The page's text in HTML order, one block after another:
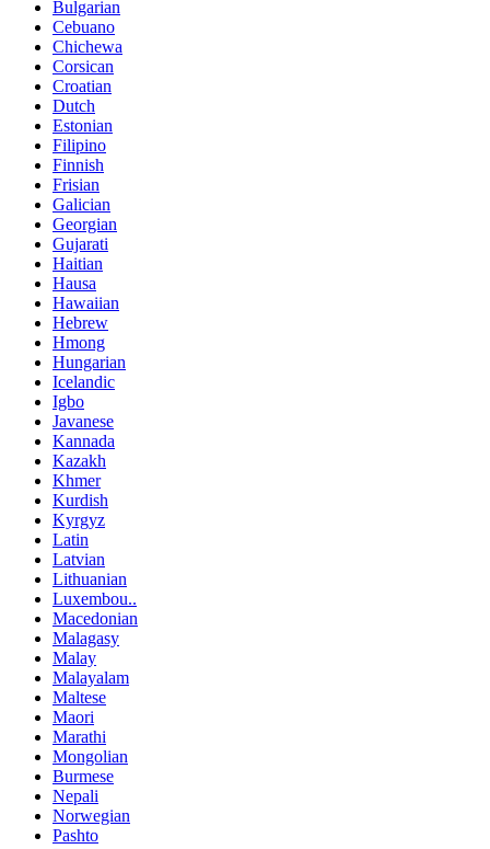
Bulgarian
Cebuano
Chichewa
Corsican
Croatian
Dutch
Estonian
Filipino
Finnish
Frisian
Galician
Georgian
Gujarati
Haitian
Hausa
Hawaiian
Hebrew
Hmong
Hungarian
Icelandic
Igbo
Javanese
Kannada
Kazakh
Khmer
Kurdish
Kyrgyz
Latin
Latvian
Lithuanian
Luxembou..
Macedonian
Malagasy
Malay
Malayalam
Maltese
Maori
Marathi
Mongolian
Burmese
Nepali
Norwegian
Pashto